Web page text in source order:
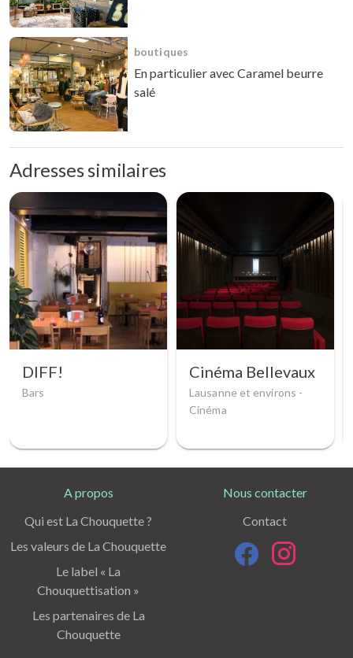
boutiques
En particulier avec Caramel beurre
salé
Adresses similaires
DIFF!
Bars
Cinéma Bellevaux
Lausanne et environs -
Cinéma
A propos
Qui est La Chouquette ?
Les valeurs de La Chouquette
Le label « La
Chouquettisation »
Les partenaires de La
Chouquette
Nous contacter
Contact